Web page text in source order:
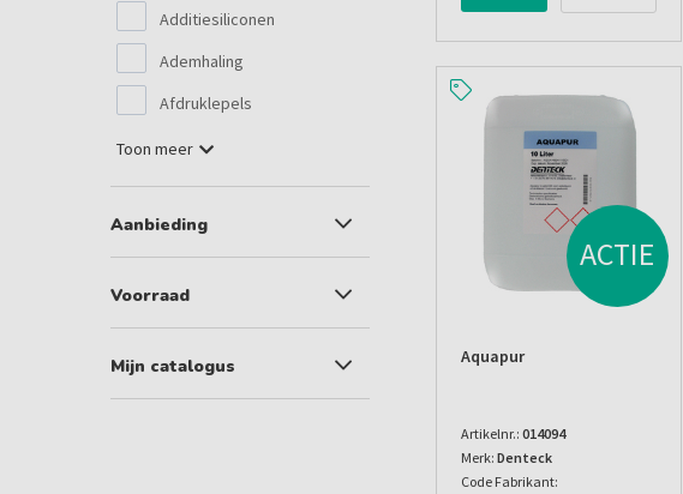
Additiesiliconen
Ademhaling
Afdruklepels
Toon meer
Aanbieding
Voorraad
Mijn catalogus
ACTIE
Aquapur
Artikelnr.: 014094
Merk: Denteck
Code Fabrikant: